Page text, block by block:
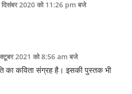
2020 को 11:26 pm बजे
2021 को 8:56 am बजे
का कविता संग्रह है। इसकी पुस्तक भी